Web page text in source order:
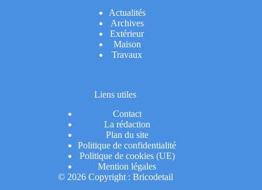
Actualités
Archives
Extérieur
Maison
Travaux
Liens utiles
Contact
La rédaction
Plan du site
Politique de confidentialité
Politique de cookies (UE)
Mention légales
© 2026 Copyright : Bricodetail